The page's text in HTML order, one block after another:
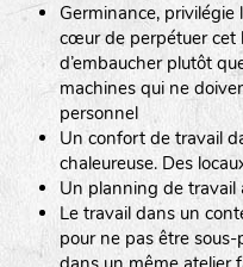
Germinance,
cœur de perpétuer cet
d’embaucher plutôt
machines qui ne
personnel
Un confort de travail
chaleureuse. Des
Un planning de travail
Le travail dans un
pour ne pas être sous-